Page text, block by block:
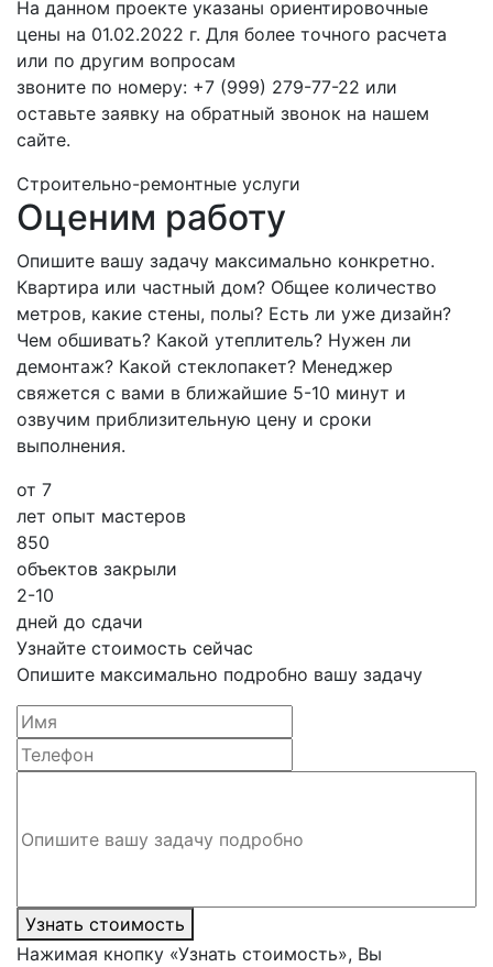
На данном проекте указаны ориентировочные
цены на 01.02.2022 г. Для более точного расчета
или по другим вопросам
звоните по номеру: +7 (999) 279-77-22 или
оставьте заявку на обратный звонок на нашем
сайте.
Строительно-ремонтные услуги
Оценим работу
Опишите вашу задачу максимально конкретно.
Квартира или частный дом? Общее количество
метров, какие стены, полы? Есть ли уже дизайн?
Чем обшивать? Какой утеплитель? Нужен ли
демонтаж? Какой стеклопакет? Менеджер
свяжется с вами в ближайшие 5-10 минут и
озвучим приблизительную цену и сроки
выполнения.
от 7
лет опыт мастеров
850
объектов закрыли
2-10
дней до сдачи
Узнайте стоимость сейчас
Опишите максимально подробно вашу задачу
Узнать стоимость
Нажимая кнопку «Узнать стоимость», Вы